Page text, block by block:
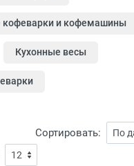
кофеварки и кофемашины
Кухонные весы
Сортировать: